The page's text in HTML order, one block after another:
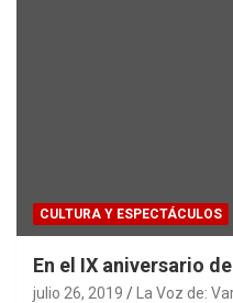
CULTURA Y ESPECTÁCULOS
En el IX aniversario
julio 26, 2019 La Voz de: